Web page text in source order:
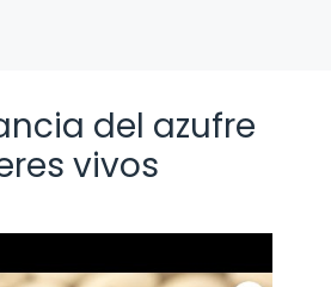
del azufre
vivos